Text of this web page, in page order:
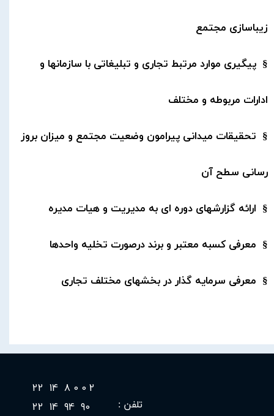
زیباسازی مجتمع
§ پیگیری موارد مرتبط تجاری و تبلیغاتی با سازمانها و
ادارات مربوطه و مختلف
§ تحقیقات میدانی پیرامون وضعیت مجتمع و میزان بروز
رسانی سطح آن
§ ارائه گزارشهای دوره ای به مدیریت و هیات مدیره
§ معرفی کسبه معتبر و برند درصورت تخلیه واحدها
§ معرفی سرمایه گذار در بخشهای مختلف تجاری
2 0 0 8 14 22
90 94 14 22
​تلفن :